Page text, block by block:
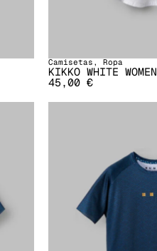
Camisetas,Ropa
KIKKO WHITE WOMEN
45,00 €